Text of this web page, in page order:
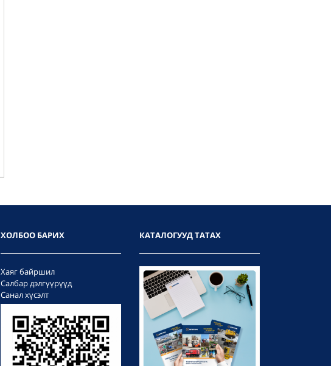
ХОЛБОО БАРИХ
Хаяг байршил
Салбар дэлгүүрүүд
Санал хүсэлт
КАТАЛОГУУД ТАТАХ